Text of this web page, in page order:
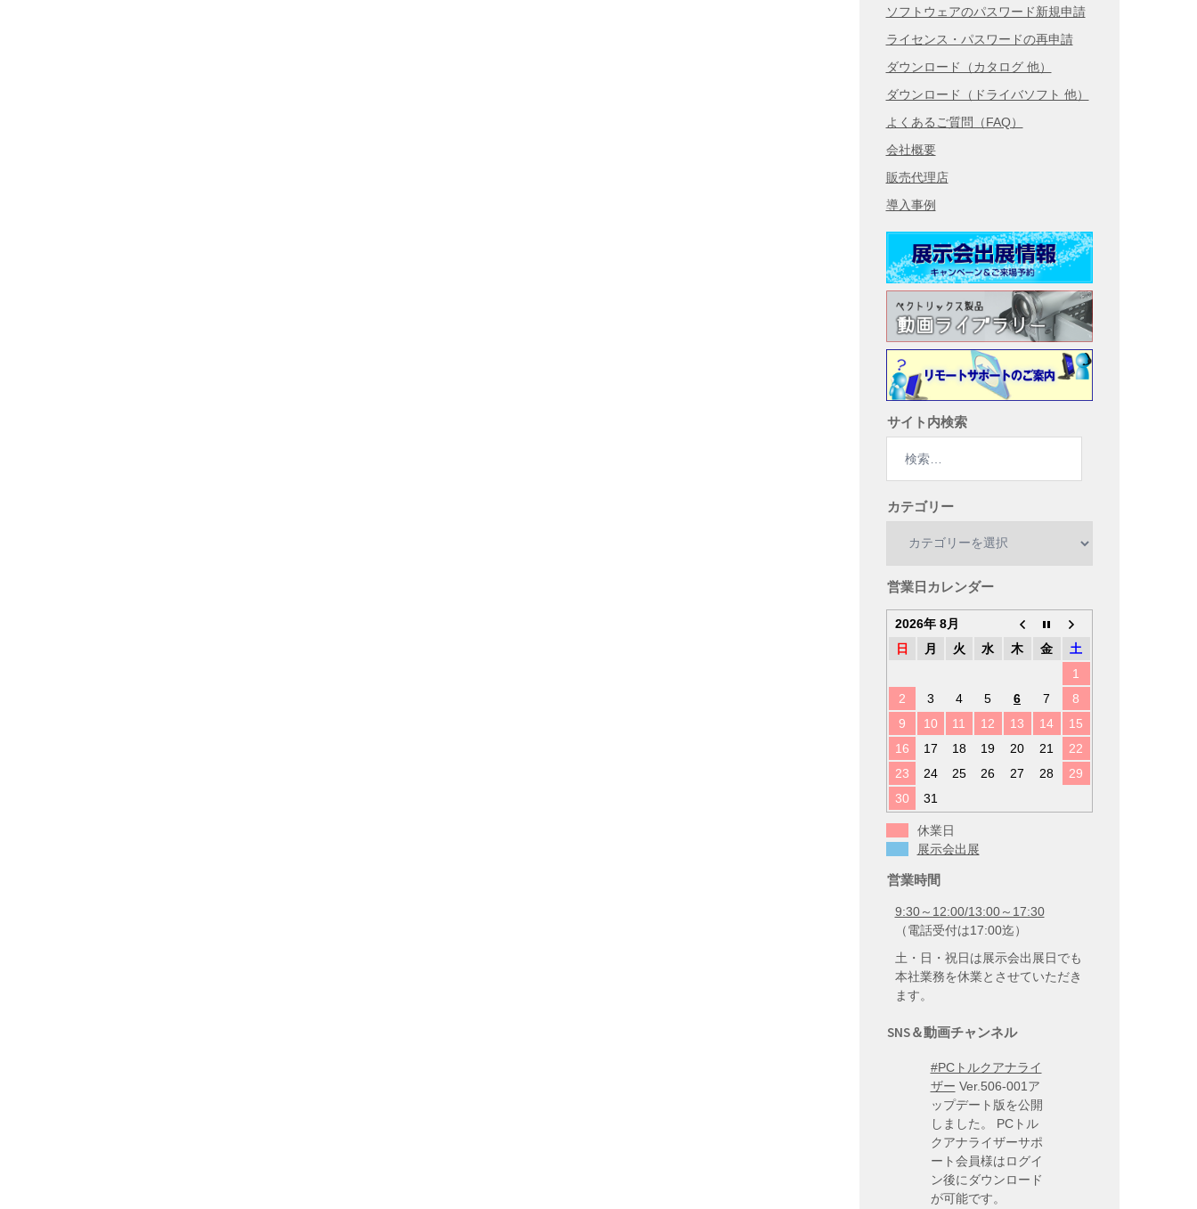
ソフトウェアのパスワード新規申請
ライセンス・パスワードの再申請
ダウンロード（カタログ 他）
ダウンロード（ドライバソフト 他）
よくあるご質問（FAQ）
会社概要
販売代理店
導入事例
サイト内検索
カテゴリー
リ
営業日カレンダー
2026年 8月
日
月 火 水 木 金
土
1
2
3 4 5 6 7
8
9
10 11 12 13 14
15
16
17 18 19 20 21
22
23
24 25 26 27 28
29
30
31
休業日
展示会出展
営業時間
9:30～12:00/13:00～17:30
（電話受付は17:00迄）
土・日・祝日は展示会出展日でも
本社業務を休業とさせていただき
ます。
SNS＆動画チャンネル
#PCトルクアナライ
ザー Ver.506-001ア
ップデート版を公開
しました。 PCトル
クアナライザーサポ
ート会員様はログイ
ン後にダウンロード
が可能です。